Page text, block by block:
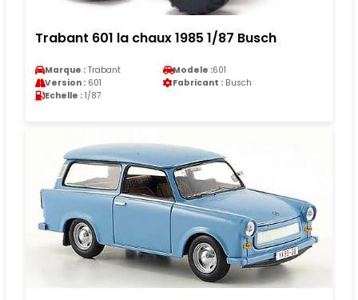
Trabant 601 la chaux 1985 1/87 Busch
Marque : Trabant Modele :601
Version : 601 Fabricant : Busch
Echelle : 1/87